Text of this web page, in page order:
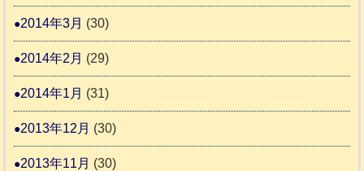
2014年3月 (30)
2014年2月 (29)
2014年1月 (31)
2013年12月 (30)
2013年11月 (30)